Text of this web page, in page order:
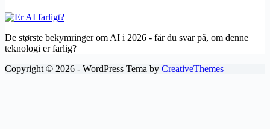
De største bekymringer om AI i 2026 - får du svar på, om denne
teknologi er farlig?
Copyright © 2026 - WordPress Tema by CreativeThemes